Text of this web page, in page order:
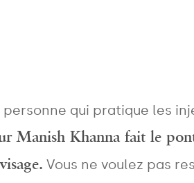
personne qui pratique les
Manish Khanna fait le
Vous ne voulez pas